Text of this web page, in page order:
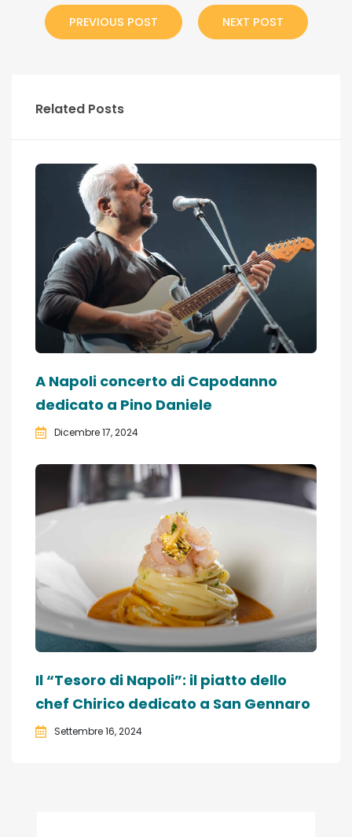
PREVIOUS POST NEXT POST
Related Posts
A Napoli concerto di Capodanno
dedicato a Pino Daniele
Dicembre 17, 2024
Il “Tesoro di Napoli”: il piatto dello
chef Chirico dedicato a San Gennaro
Settembre 16, 2024